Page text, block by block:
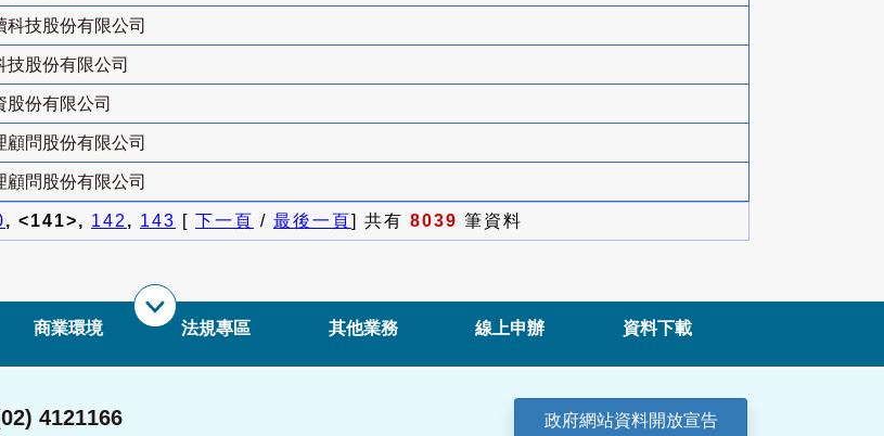
科技股份有限公司
技股份有限公司
股份有限公司
顧問股份有限公司
顧問股份有限公司
, <141>, 142, 143 [ 下一頁 / 最後一頁] 共有 8039 筆資料
商業環境 法規專區 其他業務 線上申辦 資料下載
4121166 政府網站資料開放宣告